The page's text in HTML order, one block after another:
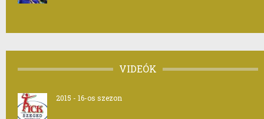
VIDEÓK
2015 - 16-os szezon